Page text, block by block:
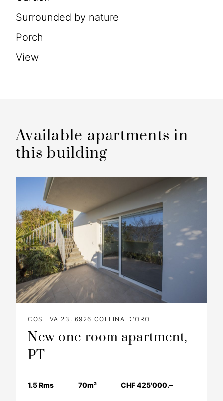
Surrounded by nature
Porch
view
Available apartments in
this building
COSLIVA 23, 6926 COLLINA D'ORO
New one-room apartment,
PT
1.5 Rms 70m² CHF 425'000.–